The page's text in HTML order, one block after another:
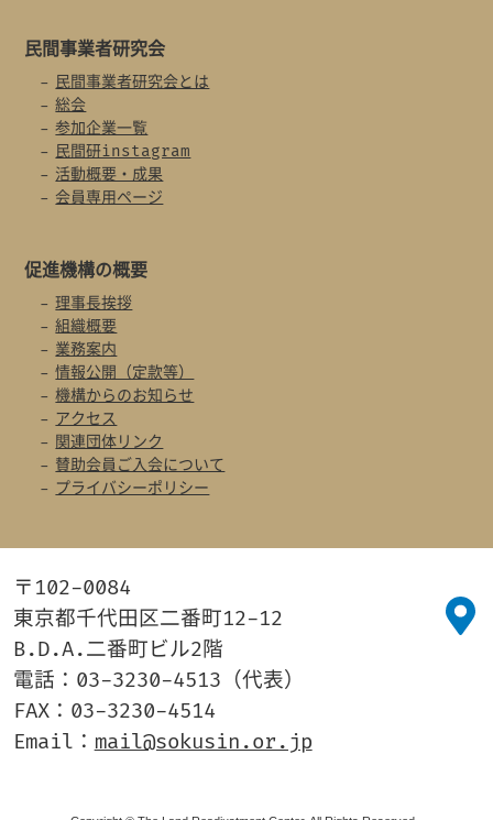
民間事業者研究会
民間事業者研究会とは
総会
参加企業一覧
民間研instagram
活動概要・成果
会員専用ページ
促進機構の概要
理事長挨拶
組織概要
業務案内
情報公開（定款等）
機構からのお知らせ
アクセス
関連団体リンク
賛助会員ご入会について
プライバシーポリシー
〒102-0084
東京都千代田区二番町12-12
B.D.A.二番町ビル2階
電話：03-3230-4513（代表）
FAX：03-3230-4514
Email： mail@sokusin.or.jp